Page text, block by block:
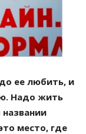
ее любить, и
Надо жить
место, где